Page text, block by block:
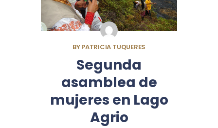
BYPATRICIA TUQUERES
Segunda
asamblea de
mujeres en Lago
Agrio